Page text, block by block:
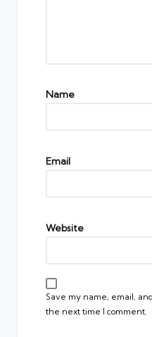
Name
Email
Website
Save my name, email,
the next time I comment.